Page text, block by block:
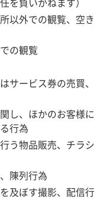
以外での観覧、空き
の観覧
サービス券の売買、
し、ほかのお客様に
行為
う物品販売、チラシ
陳列行為
及ぼす撮影、配信行